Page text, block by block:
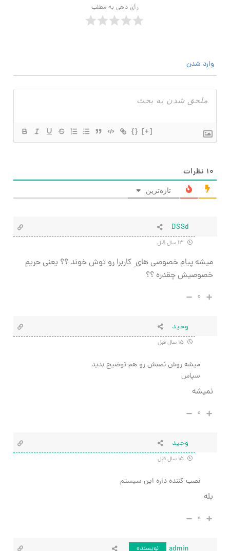
رأی دهی به مطلب
وارد شدن
{} [+]
۱۰ نظرات
تازه‌ترین
DSSd
میشه پیام خصوصی های ِ کاربرا رو توش خوند ؟؟ یعنی حریم
خصوصیش چقدره ؟؟
۰
وحید
میشه روش نصبش رو هم توضیح بدید
سپاس
نمیشه
۰
وحید
نصب کننده داره این سیستم
بله
۰
نویسنده